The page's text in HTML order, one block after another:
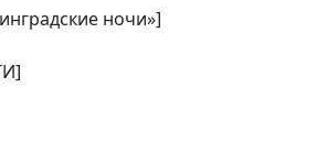
ночи»]